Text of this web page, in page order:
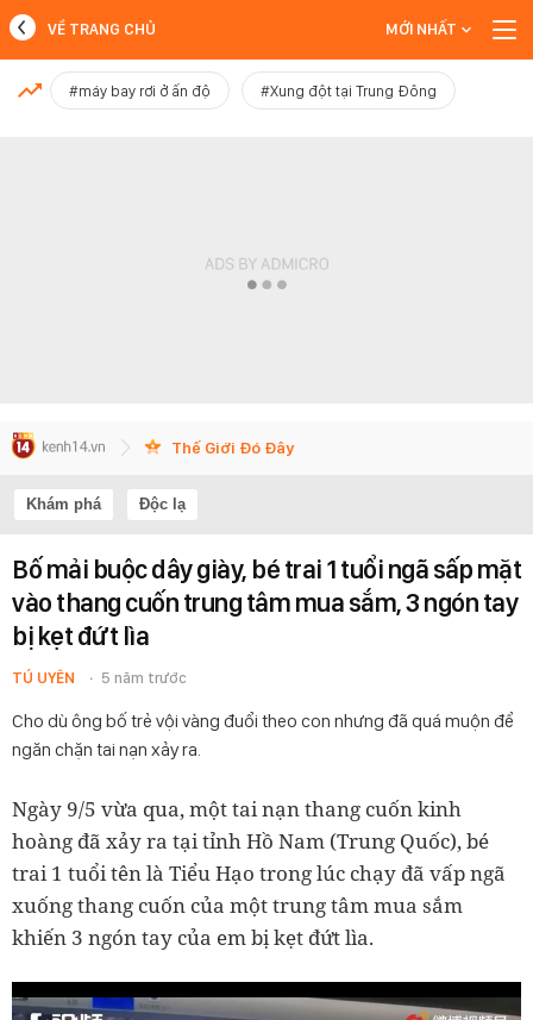
MỚI NHẤT
VỀ TRANG CHỦ MỚI NHẤT
#máy bay rơi ở ấn độ #Xung đột tại Trung Đông
Thế Giới Đó Đây
Khám phá Độc lạ
Bố mải buộc dây giày, bé trai 1 tuổi ngã sấp mặt
vào thang cuốn trung tâm mua sắm, 3 ngón tay
bị kẹt đứt lìa
TÚ UYÊN 5 năm trước
Cho dù ông bố trẻ vội vàng đuổi theo con nhưng đã quá muộn để
ngăn chặn tai nạn xảy ra.
Ngày 9/5 vừa qua, một tai nạn thang cuốn kinh
hoàng đã xảy ra tại tỉnh Hồ Nam (Trung Quốc), bé
trai 1 tuổi tên là Tiểu Hạo trong lúc chạy đã vấp ngã
xuống thang cuốn của một trung tâm mua sắm
khiến 3 ngón tay của em bị kẹt đứt lìa.